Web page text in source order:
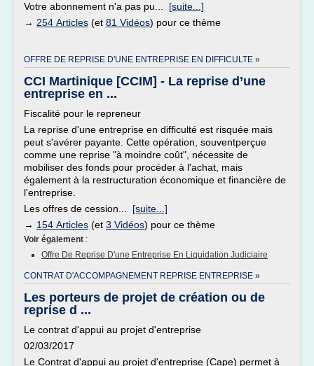
Votre abonnement n'a pas pu... [suite...]
→ 254 Articles (et 81 Vidéos) pour ce thème
OFFRE DE REPRISE D'UNE ENTREPRISE EN DIFFICULTE »
CCI Martinique [CCIM] - La reprise d’une
entreprise en ...
Fiscalité pour le repreneur
La reprise d'une entreprise en difficulté est risquée mais
peut s'avérer payante. Cette opération, souventperçue
comme une reprise "à moindre coût", nécessite de
mobiliser des fonds pour procéder à l'achat, mais
également à la restructuration économique et financière de
l'entreprise.
Les offres de cession... [suite...]
→ 154 Articles (et 3 Vidéos) pour ce thème
Voir également :
Offre De Reprise D'une Entreprise En Liquidation Judiciaire
CONTRAT D'ACCOMPAGNEMENT REPRISE ENTREPRISE »
Les porteurs de projet de création ou de
reprise d ...
Le contrat d'appui au projet d'entreprise
02/03/2017
Le Contrat d'appui au projet d'entreprise (Cape) permet à